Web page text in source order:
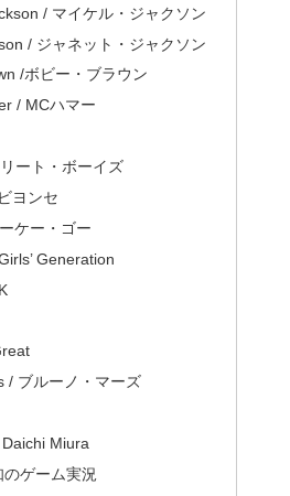
/ マイケル・ジャクソン
/ ジャネット・ジャクソン
/ボビー・ブラウン
/ MCハマー
ート・ボーイズ
ヨンセ
ケー・ゴー
Generation
/ ブルーノ・マーズ
Miura
のゲーム実況